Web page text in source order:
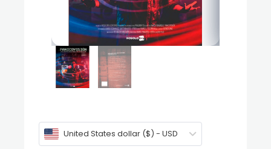
United States dollar ($) - USD